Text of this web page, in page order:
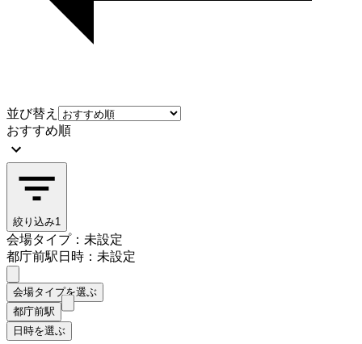
並び替え
おすすめ順
絞り込み1
会場タイプ：未設定
都庁前駅日時：未設定
会場タイプを選ぶ
都庁前駅
日時を選ぶ